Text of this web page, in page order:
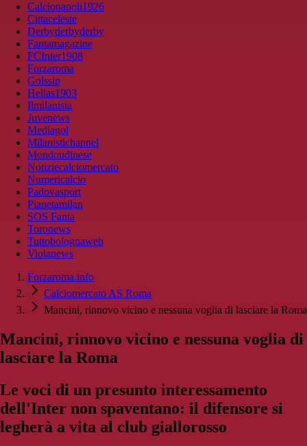
Calcionapoli1926
Cittaceleste
Derbyderbyderby
Fantamagazine
FCInter1908
Forzaroma
Golssip
Hellas1903
Ilmilanista
Juvenews
Mediagol
Milanistichannel
Mondoudinese
Notiziecalciomercato
Numericalcio
Padovasport
Pianetamilan
SOS Fanta
Toronews
Tuttobolognaweb
Violanews
Forzaroma.info
Calciomercato AS Roma
Mancini, rinnovo vicino e nessuna voglia di lasciare la Roma
Mancini, rinnovo vicino e nessuna voglia di
lasciare la Roma
Le voci di un presunto interessamento
dell'Inter non spaventano: il difensore si
legherà a vita al club giallorosso